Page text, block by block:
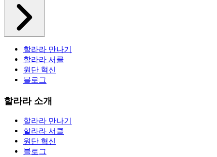
할라라 만나기
할라라 서클
원단 혁신
블로그
할라라 소개
할라라 만나기
할라라 서클
원단 혁신
블로그